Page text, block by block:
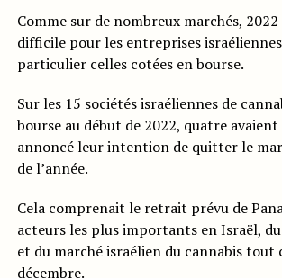
Comme sur de nombreux marchés,
difficile pour les entreprises
particulier celles cotées en bourse.
Sur les 15 sociétés israéliennes de
bourse au début de 2022, quatre
annoncé leur intention de quitter le
de l’année.
Cela comprenait le retrait prévu de
acteurs les plus importants en Israël,
et du marché israélien du cannabis tout
décembre.